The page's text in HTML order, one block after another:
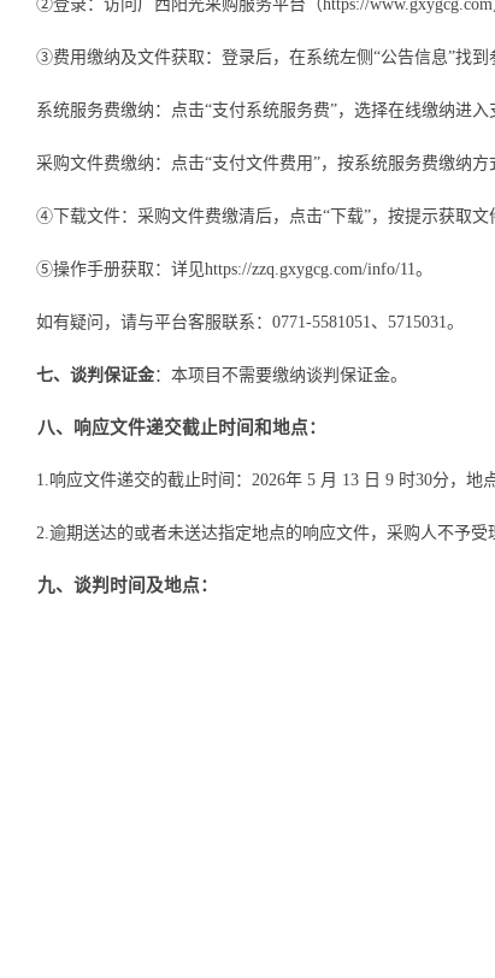
②登录：访问广西阳光采购服务平台（https://www.gxygcg.com
③费用缴纳及文件获取：登录后，在系统左侧“公告信息”找到
系统服务费缴纳：点击“支付系统服务费”， 选择在线缴纳进入
采购文件费缴纳：点击“支付文件费用”，按系统服务费缴纳方
④下载文件：采购文件费缴清后，点击“下载”，按提示获取文
⑤操作手册获取：详见https://zzq.gxygcg.com/info/11。
如有疑问，请与平台客服联系： 0771-5581051、5715031。
七、谈判保证金：本项目不需要缴纳谈判保证金。
八、 响应文件递交截止时间和地点：
1 响应文件递交的截止时间 ： 2026年 5 月 13 日 9 时30分，地
2 逾期送达的或者未送达指定地点的响应文件，采购人不予受
九、谈判时间及地点：